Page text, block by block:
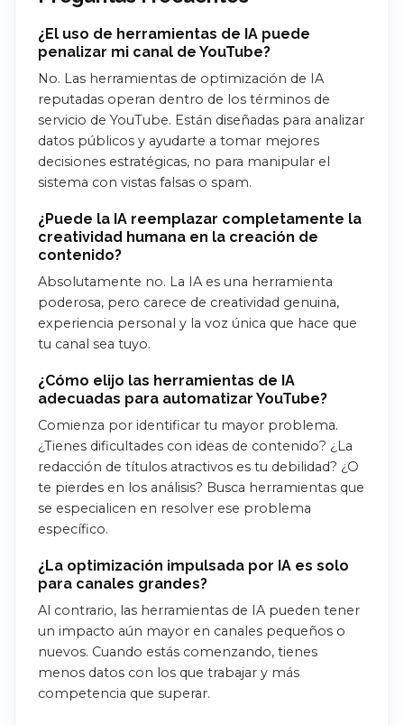
¿El uso de herramientas de IA puede
penalizar mi canal de YouTube?
No. Las herramientas de optimización de IA
reputadas operan dentro de los términos de
servicio de YouTube. Están diseñadas para analizar
datos públicos y ayudarte a tomar mejores
decisiones estratégicas, no para manipular el
sistema con vistas falsas o spam.
¿Puede la IA reemplazar completamente la
creatividad humana en la creación de
contenido?
Absolutamente no. La IA es una herramienta
poderosa, pero carece de creatividad genuina,
experiencia personal y la voz única que hace que
tu canal sea tuyo.
¿Cómo elijo las herramientas de IA
adecuadas para automatizar YouTube?
Comienza por identificar tu mayor problema.
¿Tienes dificultades con ideas de contenido? ¿La
redacción de títulos atractivos es tu debilidad? ¿O
te pierdes en los análisis? Busca herramientas que
se especialicen en resolver ese problema
específico.
¿La optimización impulsada por IA es solo
para canales grandes?
Al contrario, las herramientas de IA pueden tener
un impacto aún mayor en canales pequeños o
nuevos. Cuando estás comenzando, tienes
menos datos con los que trabajar y más
competencia que superar.